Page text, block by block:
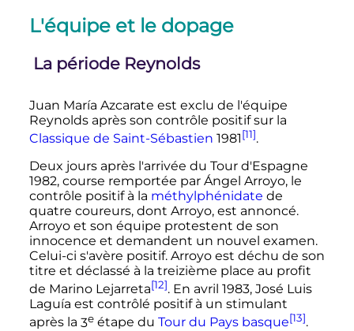
L'équipe et le dopage
La période Reynolds
Juan María Azcarate est exclu de l'équipe
Reynolds après son contrôle positif sur la
Classique de Saint-Sébastien 1981[11].
Deux jours après l'arrivée du Tour d'Espagne
1982, course remportée par Ángel Arroyo, le
contrôle positif à la méthylphénidate de
quatre coureurs, dont Arroyo, est annoncé.
Arroyo et son équipe protestent de son
innocence et demandent un nouvel examen.
Celui-ci s'avère positif. Arroyo est déchu de son
titre et déclassé à la treizième place au profit
de Marino Lejarreta[12]. En avril 1983, José Luis
Laguía est contrôlé positif à un stimulant
après la 3eétape du Tour du Pays basque[13].